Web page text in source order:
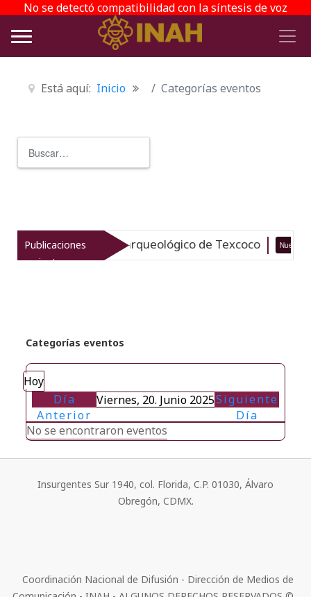
No se detectó compatibilidad con la síntesis de voz
Está aquí: Inicio Categorías eventos
Publicaciones
recientes
el patrimonio arqueológico de Texcoco Nuevo
Categorías eventos
Hoy
Día
Anterior
Viernes, 20. Junio 2025Siguiente
Día
No se encontraron eventos
Insurgentes Sur 1940, col. Florida, C.P. 01030, Álvaro
Obregón, CDMX.
Coordinación Nacional de Difusión - Dirección de Medios de